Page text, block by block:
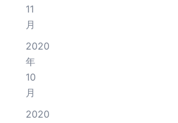
11
月
2020
年
10
月
2020